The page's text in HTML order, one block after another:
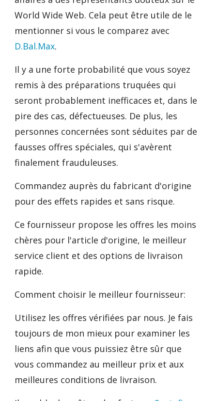
World Wide Web. Cela peut être utile de le
mentionner si vous le comparez avec
D.Bal.Max.
Il y a une forte probabilité que vous soyez
remis à des préparations truquées qui
seront probablement inefficaces et, dans le
pire des cas, défectueuses. De plus, les
personnes concernées sont séduites par de
fausses offres spéciales, qui s'avèrent
finalement frauduleuses.
Commandez auprès du fabricant d'origine
pour des effets rapides et sans risque.
Ce fournisseur propose les offres les moins
chères pour l'article d'origine, le meilleur
service client et des options de livraison
rapide.
Comment choisir le meilleur fournisseur:
Utilisez les offres vérifiées par nous. Je fais
toujours de mon mieux pour examiner les
liens afin que vous puissiez être sûr que
vous commandez au meilleur prix et aux
meilleures conditions de livraison.